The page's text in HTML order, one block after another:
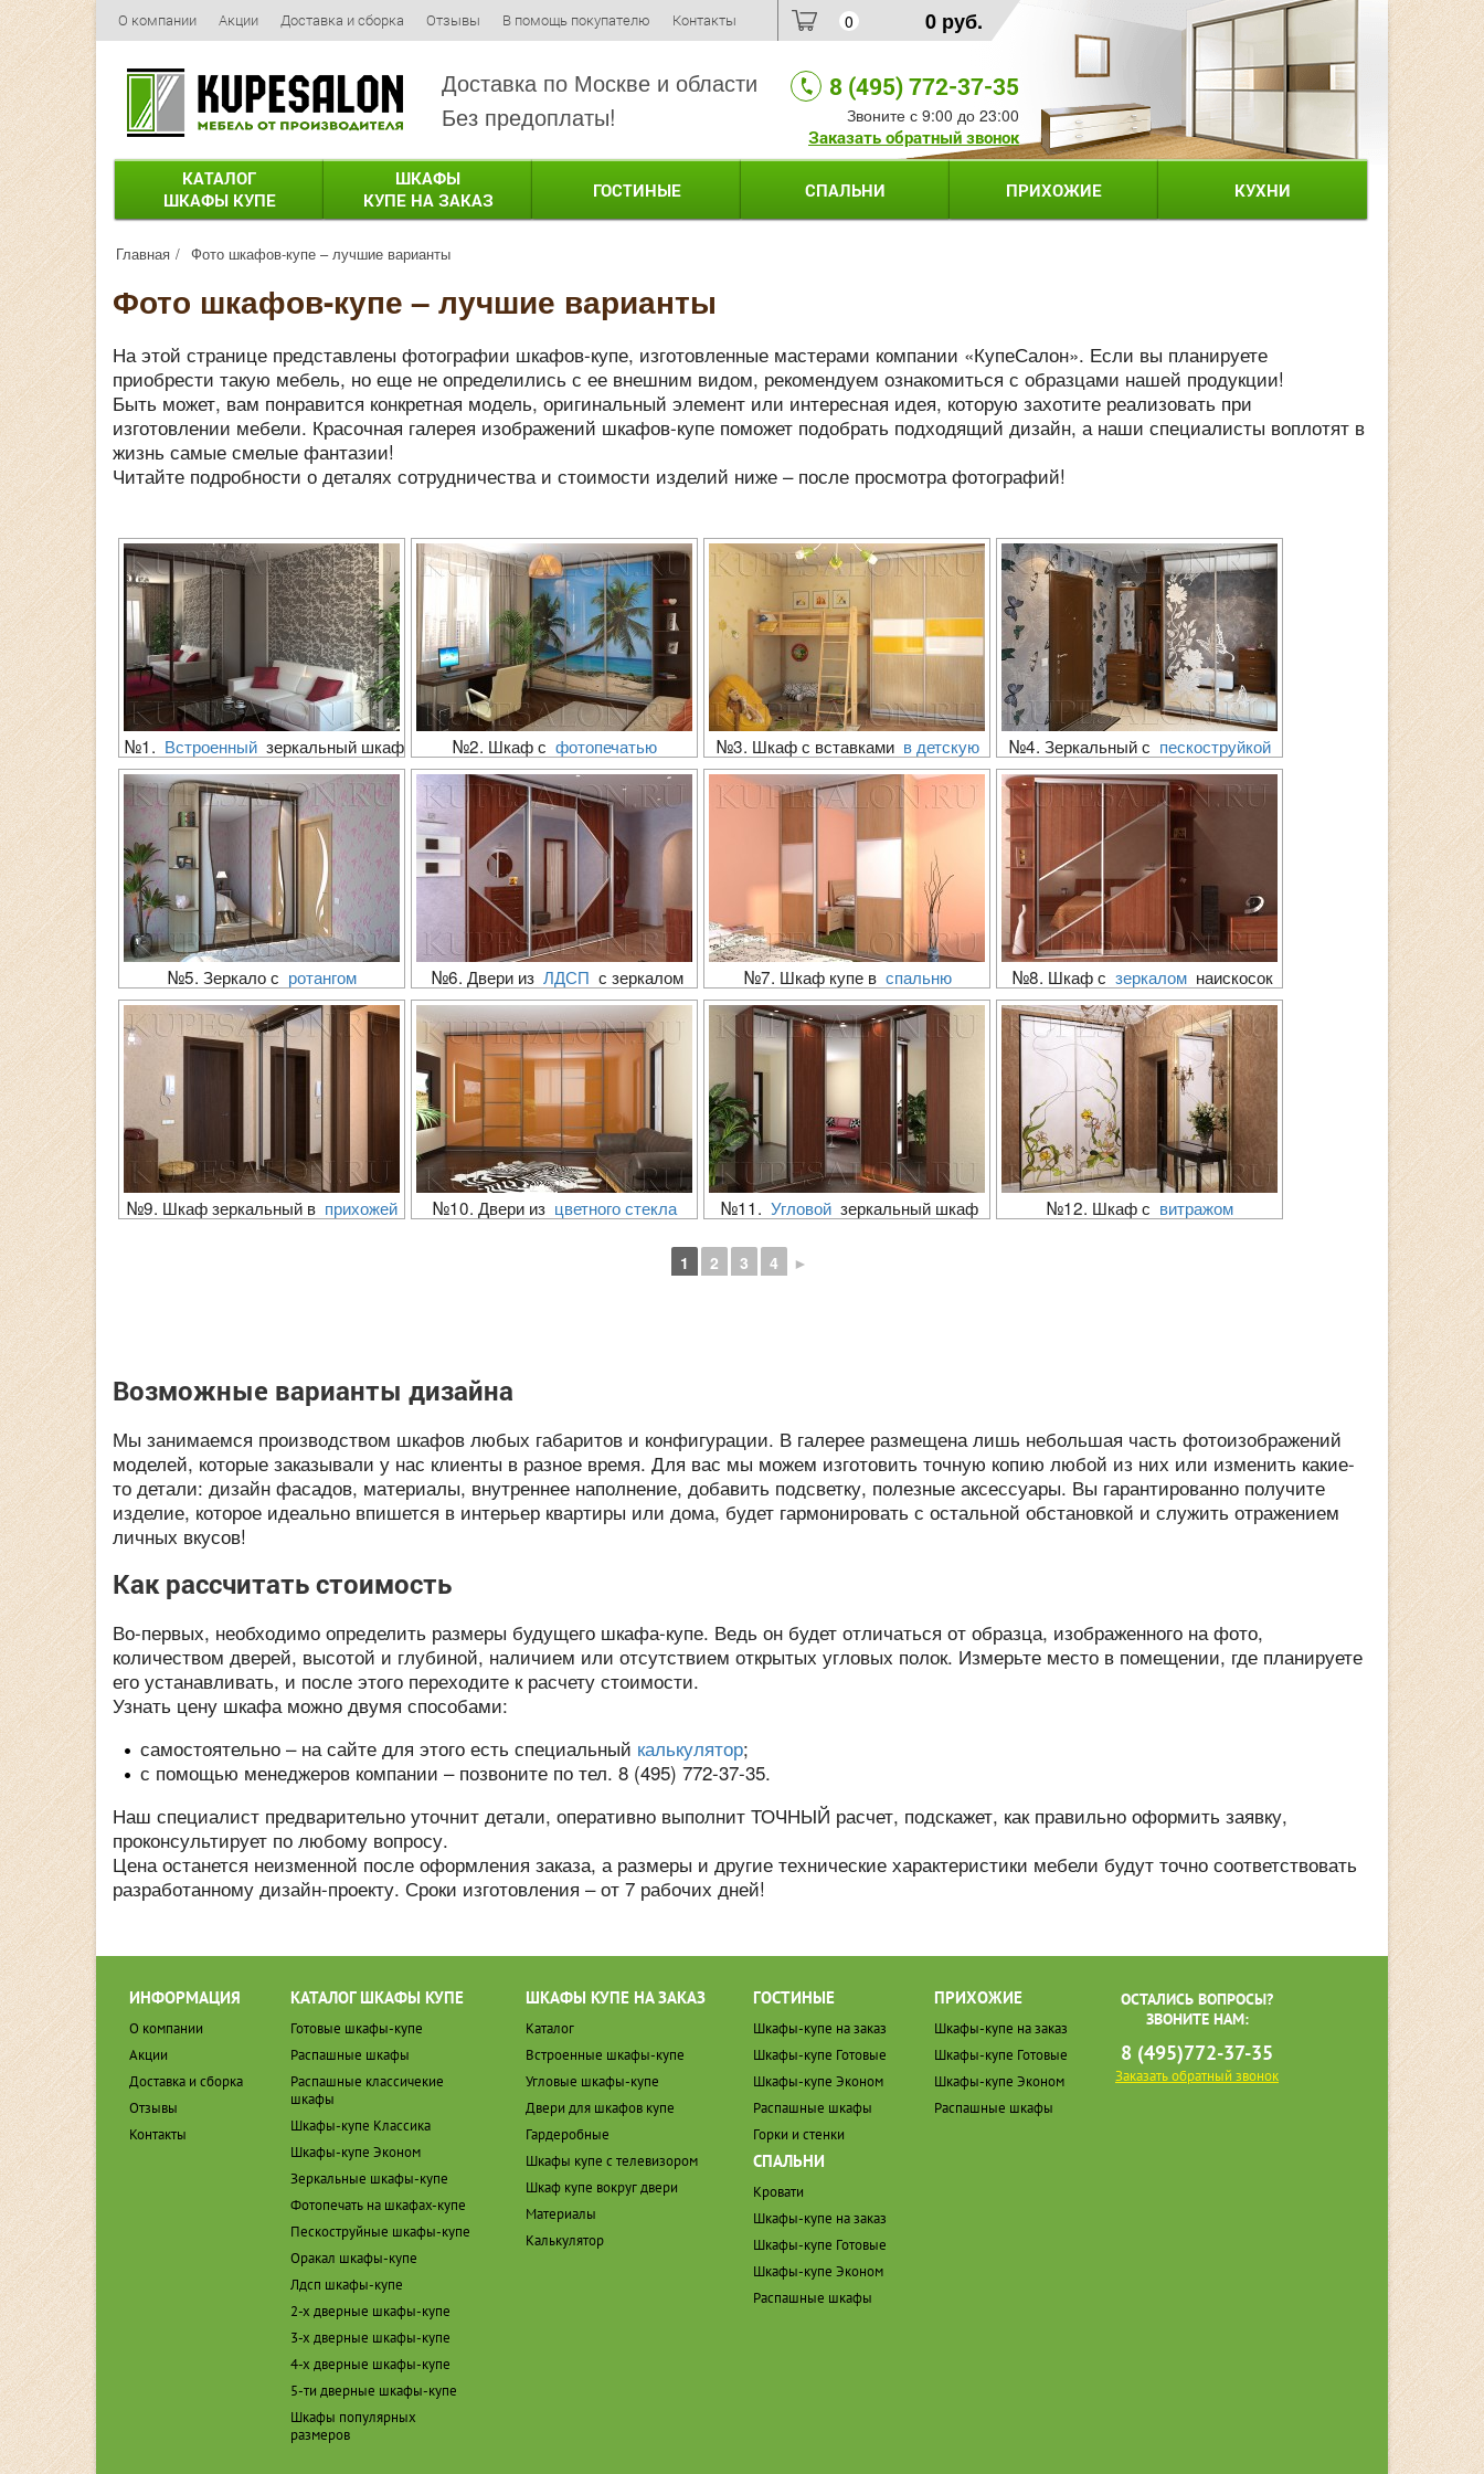
О компании Акции Доставка и сборка Отзывы В помощь покупателю Контакты 0 0 руб.
Доставка по Москве и области
Без предоплаты!
8 (495) 772-37-35
Звоните с 9:00 до 23:00
Заказать обратный звонок
КАТАЛОГ
ШКАФЫ КУПЕ
ШКАФЫ
КУПЕ НА ЗАКАЗ
ГОСТИНЫЕ СПАЛЬНИ ПРИХОЖИЕ КУХНИ
Главная Фото шкафов-купе – лучшие варианты
Фото шкафов-купе – лучшие варианты
На этой странице представлены фотографии шкафов-купе, изготовленные мастерами компании «КупеСалон». Если вы планируете
приобрести такую мебель, но еще не определились с ее внешним видом, рекомендуем ознакомиться с образцами нашей продукции!
Быть может, вам понравится конкретная модель, оригинальный элемент или интересная идея, которую захотите реализовать при
изготовлении мебели. Красочная галерея изображений шкафов-купе поможет подобрать подходящий дизайн, а наши специалисты воплотят в
жизнь самые смелые фантазии!
Читайте подробности о деталях сотрудничества и стоимости изделий ниже – после просмотра фотографий!
№1. Встроенный зеркальный шкаф №2. Шкаф с фотопечатью №3. Шкаф с вставками в детскую №4. Зеркальный с пескоструйкой
№5. Зеркало с ротангом №6. Двери из ЛДСП с зеркалом №7. Шкаф купе в спальню №8. Шкаф с зеркалом наискосок
№9. Шкаф зеркальный в прихожей №10. Двери из цветного стекла №11. Угловой зеркальный шкаф №12. Шкаф с витражом
1 2 3 4 ►
Возможные варианты дизайна
Мы занимаемся производством шкафов любых габаритов и конфигурации. В галерее размещена лишь небольшая часть фотоизображений
моделей, которые заказывали у нас клиенты в разное время. Для вас мы можем изготовить точную копию любой из них или изменить какие-
то детали: дизайн фасадов, материалы, внутреннее наполнение, добавить подсветку, полезные аксессуары. Вы гарантированно получите
изделие, которое идеально впишется в интерьер квартиры или дома, будет гармонировать с остальной обстановкой и служить отражением
личных вкусов!
Как рассчитать стоимость
Во-первых, необходимо определить размеры будущего шкафа-купе. Ведь он будет отличаться от образца, изображенного на фото,
количеством дверей, высотой и глубиной, наличием или отсутствием открытых угловых полок. Измерьте место в помещении, где планируете
его устанавливать, и после этого переходите к расчету стоимости.
Узнать цену шкафа можно двумя способами:
самостоятельно – на сайте для этого есть специальный калькулятор;
с помощью менеджеров компании – позвоните по тел. 8 (495) 772-37-35.
Наш специалист предварительно уточнит детали, оперативно выполнит ТОЧНЫЙ расчет, подскажет, как правильно оформить заявку,
проконсультирует по любому вопросу.
Цена останется неизменной после оформления заказа, а размеры и другие технические характеристики мебели будут точно соответствовать
разработанному дизайн-проекту. Сроки изготовления – от 7 рабочих дней!
ИНФОРМАЦИЯ
О компании
Акции
Доставка и сборка
Отзывы
Контакты
КАТАЛОГ ШКАФЫ КУПЕ
Готовые шкафы-купе
Распашные шкафы
Распашные классичекие
шкафы
Шкафы-купе Классика
Шкафы-купе Эконом
Зеркальные шкафы-купе
Фотопечать на шкафах-купе
Пескоструйные шкафы-купе
Оракал шкафы-купе
Лдсп шкафы-купе
2-х дверные шкафы-купе
3-х дверные шкафы-купе
4-х дверные шкафы-купе
5-ти дверные шкафы-купе
Шкафы популярных
размеров
ШКАФЫ КУПЕ НА ЗАКАЗ
Каталог
Встроенные шкафы-купе
Угловые шкафы-купе
Двери для шкафов купе
Гардеробные
Шкафы купе с телевизором
Шкаф купе вокруг двери
Материалы
Калькулятор
ГОСТИНЫЕ
Шкафы-купе на заказ
Шкафы-купе Готовые
Шкафы-купе Эконом
Распашные шкафы
Горки и стенки
СПАЛЬНИ
Кровати
Шкафы-купе на заказ
Шкафы-купе Готовые
Шкафы-купе Эконом
Распашные шкафы
ПРИХОЖИЕ
Шкафы-купе на заказ
Шкафы-купе Готовые
Шкафы-купе Эконом
Распашные шкафы
ОСТАЛИСЬ ВОПРОСЫ?
ЗВОНИТЕ НАМ:
8 (495)772-37-35
Заказать обратный звонок